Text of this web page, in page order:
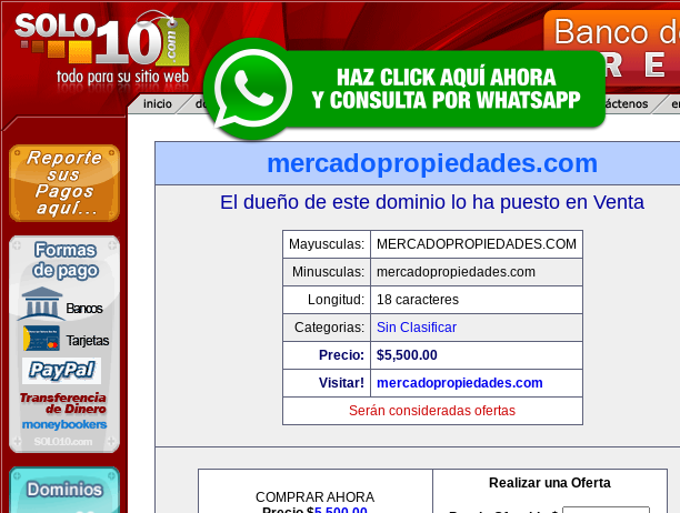
mercadopropiedades.com
El dueño de este dominio lo ha puesto en Venta
Mayusculas:
MERCADOPROPIEDADES.COM
Minusculas:
mercadopropiedades.com
Longitud:
18 caracteres
Categorias:
Sin Clasificar
Precio:
$5,500.00
Visitar!
mercadopropiedades.com
Serán consideradas ofertas
COMPRAR AHORA
Realizar una Oferta